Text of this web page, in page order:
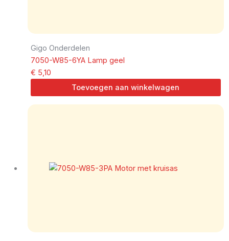
Gigo Onderdelen
7050-W85-6YA Lamp geel
€ 5,10
Toevoegen aan winkelwagen